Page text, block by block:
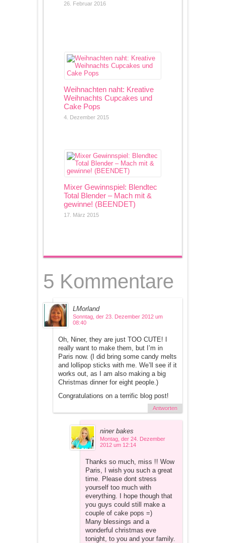
26. Februar 2016
Weihnachten naht: Kreative
Weihnachts Cupcakes und
Cake Pops
4. Dezember 2015
Mixer Gewinnspiel: Blendtec
Total Blender – Mach mit &
gewinne! (BEENDET)
17. März 2015
5 Kommentare
LMorland
Sonntag, der 23. Dezember 2012 um
08:40
Oh, Niner, they are just TOO CUTE! I
really want to make them, but I’m in
Paris now. (I did bring some candy melts
and lollipop sticks with me. We’ll see if it
works out, as I am also making a big
Christmas dinner for eight people.)
Congratulations on a terrific blog post!
Antworten
niner bakes
Montag, der 24. Dezember
2012 um 12:14
Thanks so much, miss !! Wow
Paris, I wish you such a great
time. Please dont stress
yourself too much with
everything. I hope though that
you guys could still make a
couple of cake pops =)
Many blessings and a
wonderful christmas eve
tonight, to you and your family.